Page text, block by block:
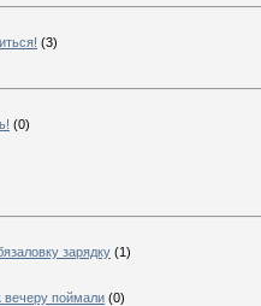
(3)
(0)
зарядку (1)
вечеру поймали (0)